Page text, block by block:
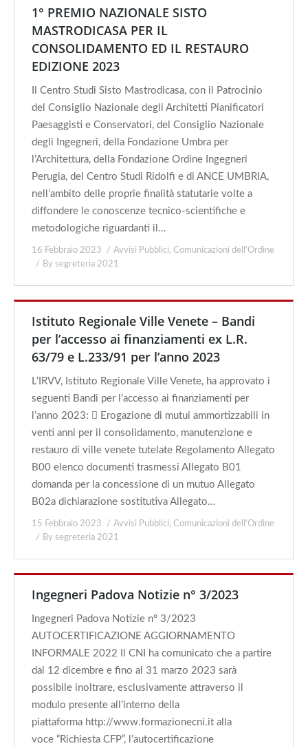
1° PREMIO NAZIONALE SISTO
MASTRODICASA PER IL
CONSOLIDAMENTO ED IL RESTAURO
EDIZIONE 2023
Il Centro Studi Sisto Mastrodicasa, con il Patrocinio
del Consiglio Nazionale degli Architetti Pianificatori
Paesaggisti e Conservatori, del Consiglio Nazionale
degli Ingegneri, della Fondazione Umbra per
l’Architettura, della Fondazione Ordine Ingegneri
Perugia, del Centro Studi Ridolfi e di ANCE UMBRIA,
nell’ambito delle proprie finalità statutarie volte a
diffondere le conoscenze tecnico-scientifiche e
metodologiche riguardanti il…
16 Febbraio 2023 Avvisi Pubblici, Comunicazioni dell'Ordine
By segreteria 2021
Istituto Regionale Ville Venete – Bandi
per l’accesso ai finanziamenti ex L.R.
63/79 e L.233/91 per l’anno 2023
L’IRVV, Istituto Regionale Ville Venete, ha approvato i
seguenti Bandi per l’accesso ai finanziamenti per
l’anno 2023:  Erogazione di mutui ammortizzabili in
venti anni per il consolidamento, manutenzione e
restauro di ville venete tutelate Regolamento Allegato
B00 elenco documenti trasmessi Allegato B01
domanda per la concessione di un mutuo Allegato
B02a dichiarazione sostitutiva Allegato…
15 Febbraio 2023 Avvisi Pubblici, Comunicazioni dell'Ordine
By segreteria 2021
Ingegneri Padova Notizie n° 3/2023
Ingegneri Padova Notizie n° 3/2023
AUTOCERTIFICAZIONE AGGIORNAMENTO
INFORMALE 2022 Il CNI ha comunicato che a partire
dal 12 dicembre e fino al 31 marzo 2023 sarà
possibile inoltrare, esclusivamente attraverso il
modulo presente all’interno della
piattaforma http://www.formazionecni.it alla
voce “Richiesta CFP”, l’autocertificazione